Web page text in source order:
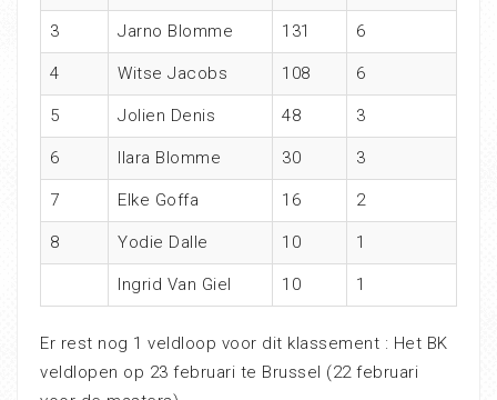
3 Jarno Blomme 131 6
4 Witse Jacobs 108 6
5 Jolien Denis 48 3
6 Ilara Blomme 30 3
7 Elke Goffa 16 2
8 Yodie Dalle 10 1
Ingrid Van Giel 10 1
Er rest nog 1 veldloop voor dit klassement : Het BK
veldlopen op 23 februari te Brussel (22 februari